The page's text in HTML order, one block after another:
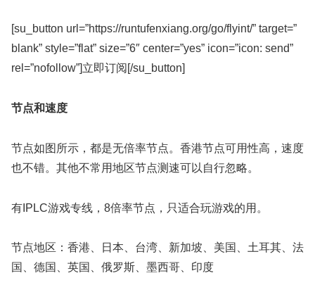
[su_button url=”https://runtufenxiang.org/go/flyint/” target=”
blank” style=”flat” size=”6″ center=”yes” icon=”icon: send”
rel=”nofollow”]立即订阅[/su_button]
节点和速度
节点如图所示，都是无倍率节点。香港节点可用性高，速度
也不错。其他不常用地区节点测速可以自行忽略。
有IPLC游戏专线，8倍率节点，只适合玩游戏的用。
节点地区：香港、日本、台湾、新加坡、美国、土耳其、法
国、德国、英国、俄罗斯、墨西哥、印度